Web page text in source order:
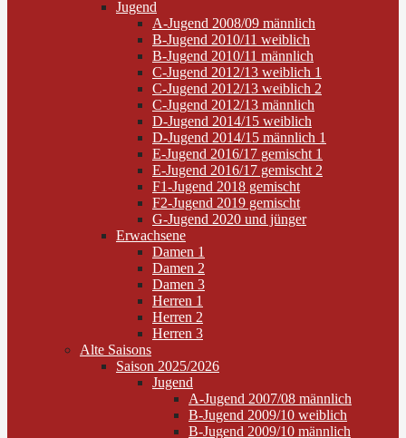
Jugend
A-Jugend 2008/09 männlich
B-Jugend 2010/11 weiblich
B-Jugend 2010/11 männlich
C-Jugend 2012/13 weiblich 1
C-Jugend 2012/13 weiblich 2
C-Jugend 2012/13 männlich
D-Jugend 2014/15 weiblich
D-Jugend 2014/15 männlich 1
E-Jugend 2016/17 gemischt 1
E-Jugend 2016/17 gemischt 2
F1-Jugend 2018 gemischt
F2-Jugend 2019 gemischt
G-Jugend 2020 und jünger
Erwachsene
Damen 1
Damen 2
Damen 3
Herren 1
Herren 2
Herren 3
Alte Saisons
Saison 2025/2026
Jugend
A-Jugend 2007/08 männlich
B-Jugend 2009/10 weiblich
B-Jugend 2009/10 männlich